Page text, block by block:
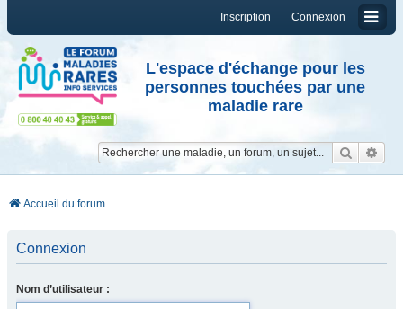
Connexion
Inscription
L'espace d'échange pour les
personnes touchées par une
maladie rare
Accueil du forum
Connexion
Nom d’utilisateur :